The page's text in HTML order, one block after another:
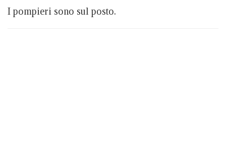
I pompieri sono sul posto.